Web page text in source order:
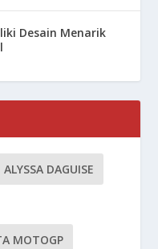
Desain Menarik
ALYSSA DAGUISE
MOTOGP